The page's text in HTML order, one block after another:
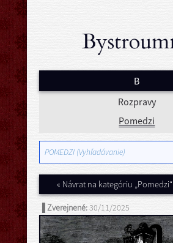
B
Rozpravy
Pomedzi
« Návrat na kategóriu „Pomedzi“
▐ Zverejnené:30/11/2025